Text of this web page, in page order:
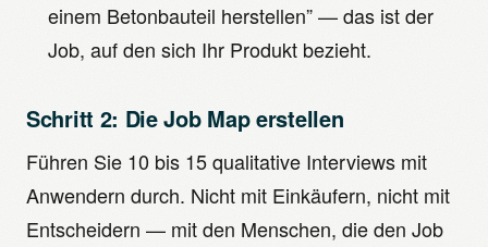
einem Betonbauteil herstellen” — das ist der
Job, auf den sich Ihr Produkt bezieht.
Schritt 2: Die Job Map erstellen
Führen Sie 10 bis 15 qualitative Interviews mit
Anwendern durch. Nicht mit Einkäufern, nicht mit
Entscheidern — mit den Menschen, die den Job